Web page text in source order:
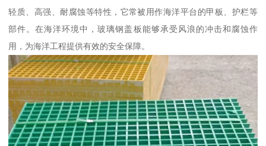
轻质、高强、耐腐蚀等特性，它常被用作海洋平台的甲板、护栏等
部件。在海洋环境中，玻璃钢盖板能够承受风浪的冲击和腐蚀作
用，为海洋工程提供有效的安全保障。